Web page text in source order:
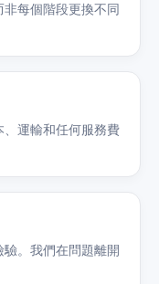
每個階段更換不同
運輸和任何服務費
。我們在問題離開